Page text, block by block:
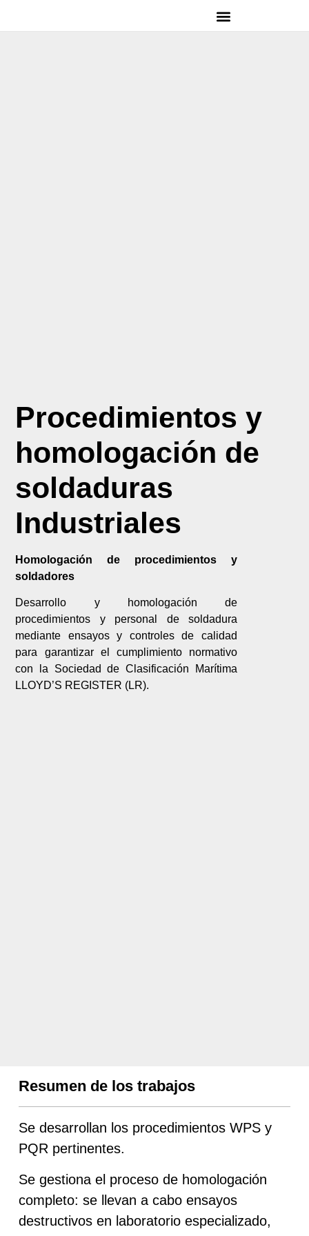
Procedimientos y
homologación de
soldaduras
Industriales
Homologación de procedimientos y
soldadores
Desarrollo y homologación de
procedimientos y personal de soldadura
mediante ensayos y controles de calidad
para garantizar el cumplimiento normativo
con la Sociedad de Clasificación Marítima
LLOYD’S REGISTER (LR).
Resumen de los trabajos
Se desarrollan los procedimientos WPS y
PQR pertinentes.
Se gestiona el proceso de homologación
completo: se llevan a cabo ensayos
destructivos en laboratorio especializado,